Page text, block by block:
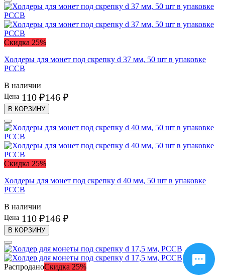
Скидка 25%
Холдеры для монет под скрепку d 37 мм, 50 шт в упаковке
PCCB
В наличии
Цена 110 ₽146 ₽
В КОРЗИНУ
Скидка 25%
Холдеры для монет под скрепку d 40 мм, 50 шт в упаковке
PCCB
В наличии
Цена 110 ₽146 ₽
В КОРЗИНУ
РаспроданоСкидка 25%